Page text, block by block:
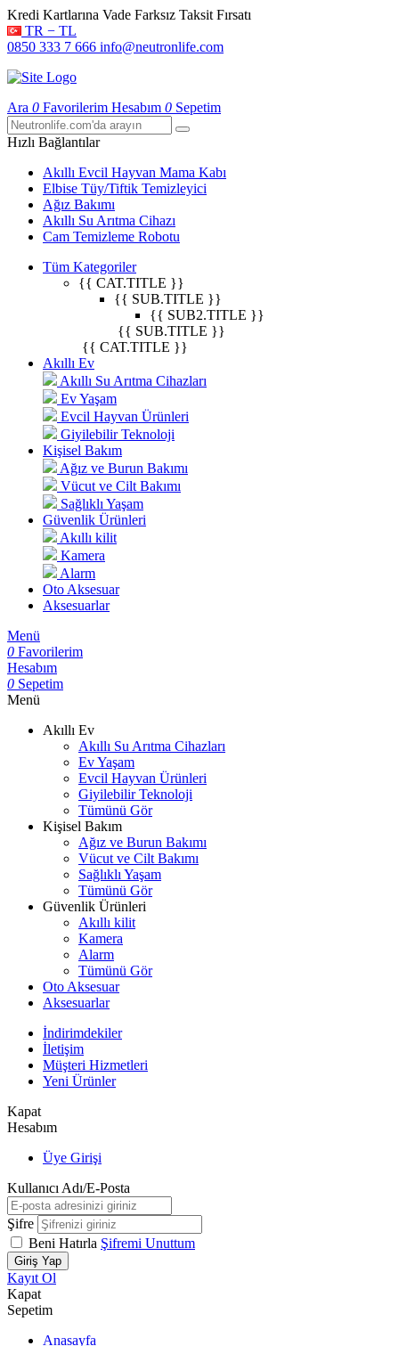
Kredi Kartlarına Vade Farksız Taksit Fırsatı
TR − TL
0850 333 7 666 info@neutronlife.com
Ara 0 Favorilerim Hesabım 0 Sepetim
Hızlı Bağlantılar
Akıllı Evcil Hayvan Mama Kabı
Elbise Tüy/Tiftik Temizleyici
Ağız Bakımı
Akıllı Su Arıtma Cihazı
Cam Temizleme Robotu
Tüm Kategoriler
{{ CAT.TITLE }}
{{ SUB.TITLE }}
{{ SUB2.TITLE }}
{{ SUB.TITLE }}
{{ CAT.TITLE }}
Akıllı Ev
Akıllı Su Arıtma Cihazları
Ev Yaşam
Evcil Hayvan Ürünleri
Giyilebilir Teknoloji
Kişisel Bakım
Ağız ve Burun Bakımı
Vücut ve Cilt Bakımı
Sağlıklı Yaşam
Güvenlik Ürünleri
Akıllı kilit
Kamera
Alarm
Oto Aksesuar
Aksesuarlar
Menü
0 Favorilerim
Hesabım
0 Sepetim
Menü
Akıllı Ev
Akıllı Su Arıtma Cihazları
Ev Yaşam
Evcil Hayvan Ürünleri
Giyilebilir Teknoloji
Tümünü Gör
Kişisel Bakım
Ağız ve Burun Bakımı
Vücut ve Cilt Bakımı
Sağlıklı Yaşam
Tümünü Gör
Güvenlik Ürünleri
Akıllı kilit
Kamera
Alarm
Tümünü Gör
Oto Aksesuar
Aksesuarlar
İndirimdekiler
İletişim
Müşteri Hizmetleri
Yeni Ürünler
Kapat
Hesabım
Üye Girişi
Kullanıcı Adı/E-Posta
Şifre
Beni Hatırla Şifremi Unuttum
Giriş Yap
Kayıt Ol
Kapat
Sepetim
Anasayfa